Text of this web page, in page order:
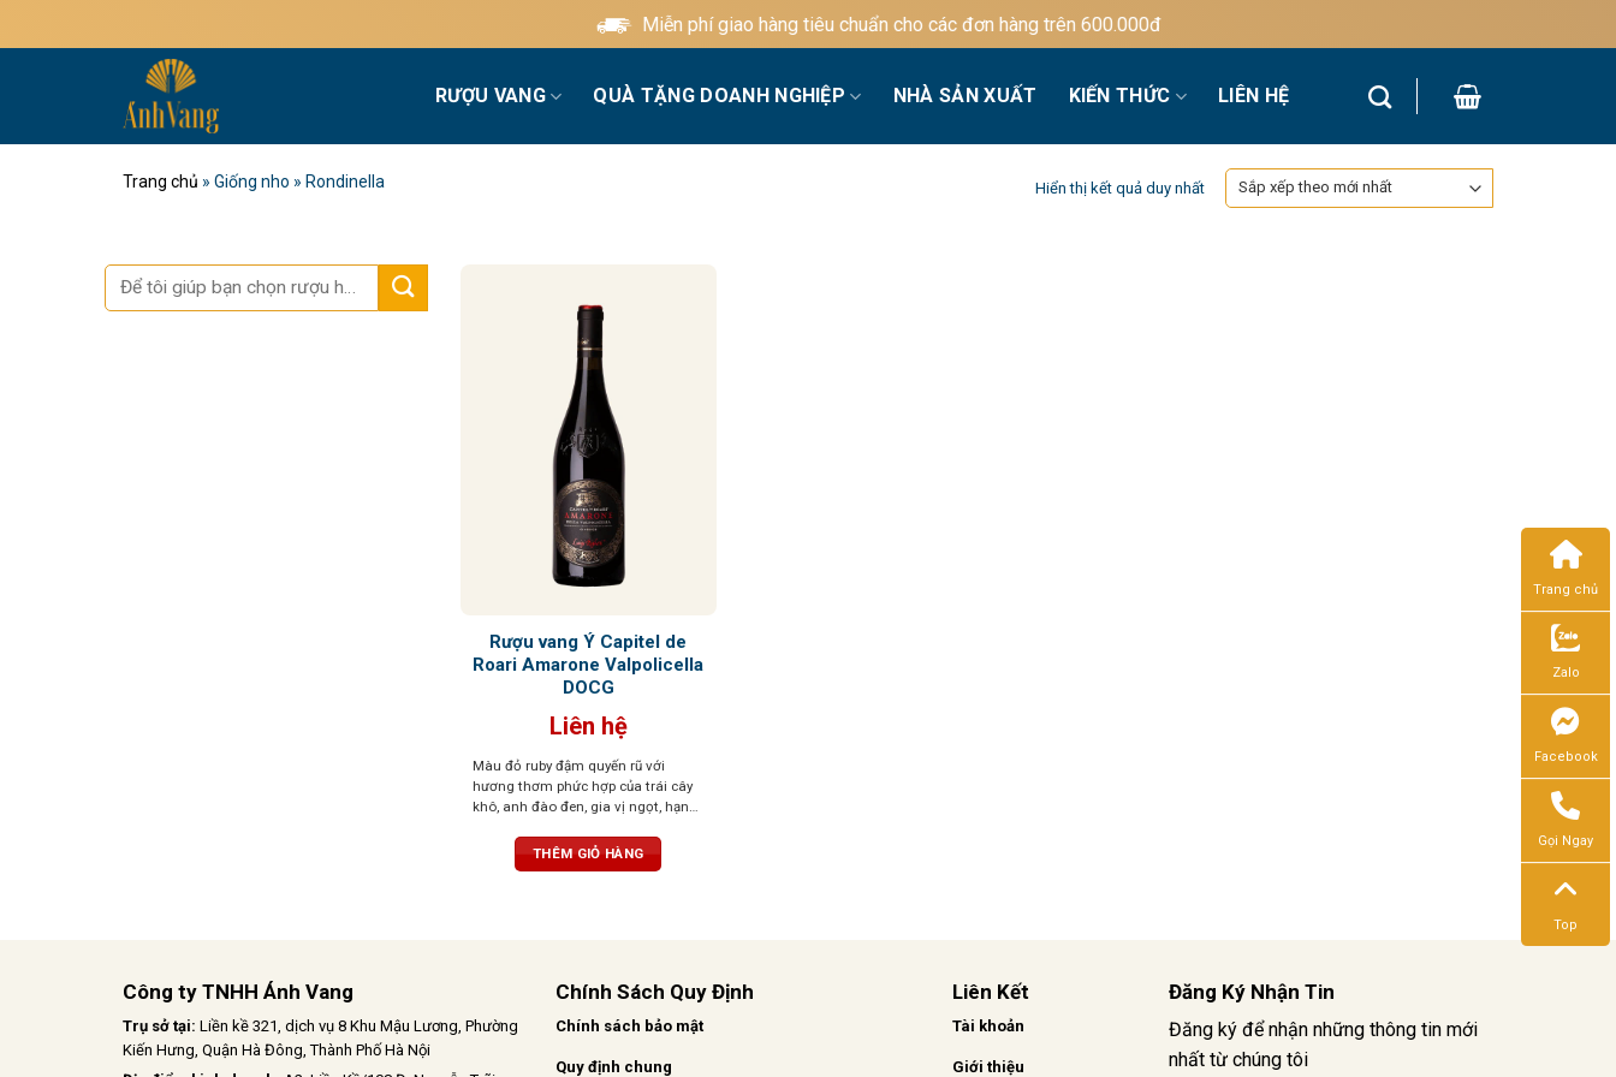
qua
Miễn phí giao hàng tiêu chuẩn cho các đơn hàng trên 600.000đ
RƯỢU VANG QUÀ TẶNG DOANH NGHIỆP NHÀ SẢN XUẤT KIẾN THỨC LIÊN HỆ
Trang chủ » Giống nho » Rondinella Hiển thị kết quả duy nhất
Tìm
kiếm:
Rượu vang Ý Capitel de
Roari Amarone Valpolicella
DOCG
Liên hệ
Màu đỏ ruby đậm quyến rũ với
hương thơm phức hợp của trái cây
khô, anh đào đen, gia vị ngọt, hạnh
sâu cuốn hút. Vị rượu đậm đà, dày
dặn với trái cây đen, vị đất, thịt đậm
THÊM GIỎ HÀNG
Công ty TNHH Ánh Vang
Trụ sở tại: Liền kề 321, dịch vụ 8 Khu Mậu Lương, Phường
Kiến Hưng, Quận Hà Đông, Thành Phố Hà Nội
Chính Sách Quy Định
Chính sách bảo mật
Quy định chung
Liên Kết
Tài khoản
Giới thiệu
Đăng Ký Nhận Tin
Đăng ký để nhận những thông tin mới
nhất từ chúng tôi
Trang chủ
Zalo
Facebook
Gọi Ngay
Top